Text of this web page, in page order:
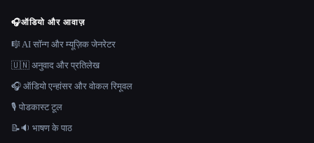
🎧ऑडियो और आवाज़
🎼 AI सॉन्ग और म्यूज़िक जेनरेटर
🇺🇳 अनुवाद और प्रतिलेख
🎧 ऑडियो एन्हांसर और वोकल रिमूवल
🎙️ पोडकास्ट टूल
📝🔉 भाषण के पाठ